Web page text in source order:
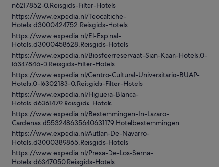
n6217852-0.Reisgids-Filter-Hotels
https://www.expedia.nl/Teocaltiche-
Hotels.d3000424752.Reisgids-Hotels
https://www.expedia.nl/El-Espinal-
Hotels.d3000458628.Reisgids-Hotels
https://www.expedia.nl/Biosfeerreservaat-Sian-Kaan-Hotels.0-
l6347846-0.Reisgids-Filter-Hotels
https://www.expedia.nl/Centro-Cultural-Universitario-BUAP-
Hotels.0-l6302183-0.Reisgids-Filter-Hotels
https://www.expedia.nl/Higuera-Blanca-
Hotels.d6361479.Reisgids-Hotels
https://www.expedia.nl/Bestemmingen-In-Lazaro-
Cardenas.d553248635640631179.Hotelbestemmingen
https://www.expedia.nl/Autlan-De-Navarro-
Hotels.d3000389865.Reisgids-Hotels
https://www.expedia.nl/Presa-De-Los-Serna-
Hotels.d6347050.Reisgids-Hotels